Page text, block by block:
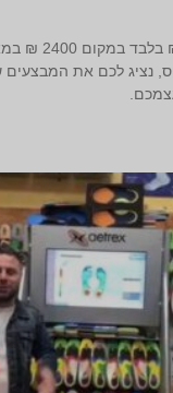
מדרסים
נציג לכם את המבצעים